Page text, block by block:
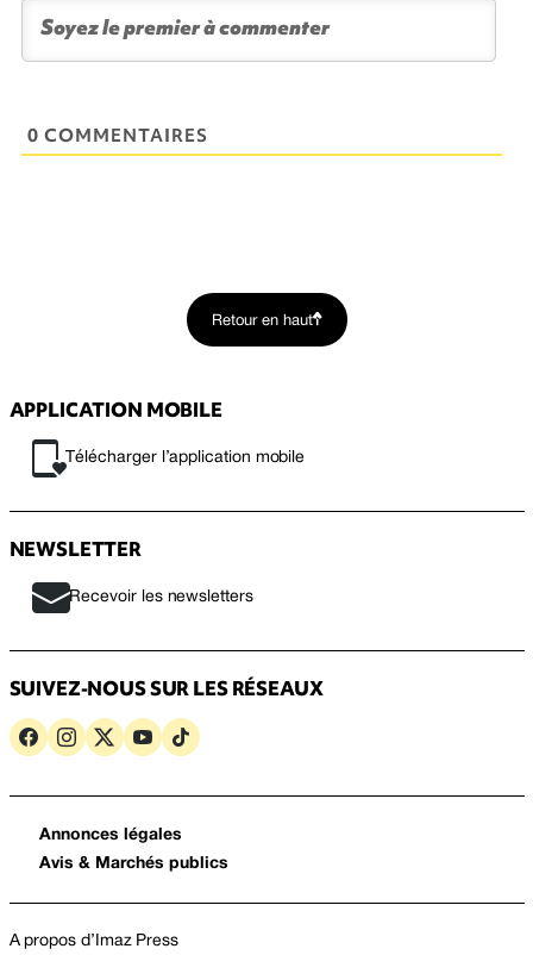
0 COMMENTAIRES
Retour en haut
APPLICATION MOBILE
Télécharger l’application mobile
NEWSLETTER
Recevoir les newsletters
SUIVEZ-NOUS SUR LES RÉSEAUX
Annonces légales
Avis & Marchés publics
A propos d’Imaz Press